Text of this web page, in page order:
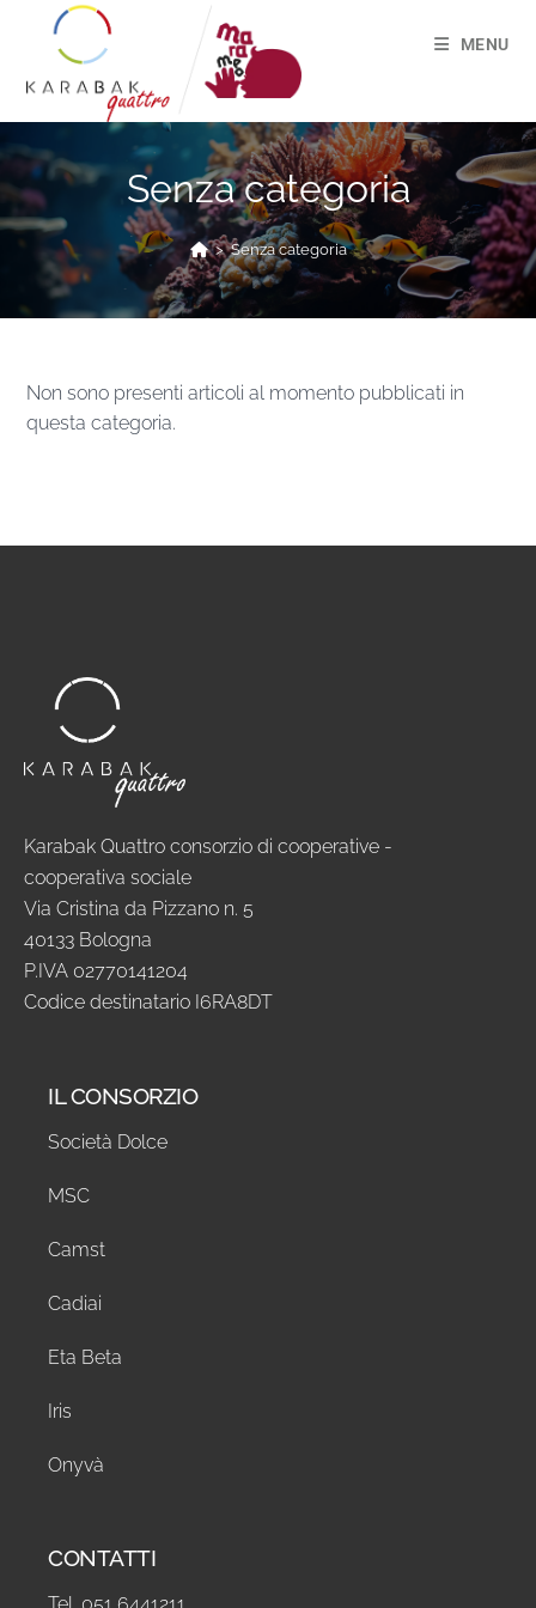
MENU
Senza categoria
> Senza categoria
Non sono presenti articoli al momento pubblicati in
questa categoria.
Karabak Quattro consorzio di cooperative -
cooperativa sociale
Via Cristina da Pizzano n. 5
40133 Bologna
P.IVA 02770141204
Codice destinatario I6RA8DT
IL CONSORZIO
Società Dolce
MSC
Camst
Cadiai
Eta Beta
Iris
Onyvà
CONTATTI